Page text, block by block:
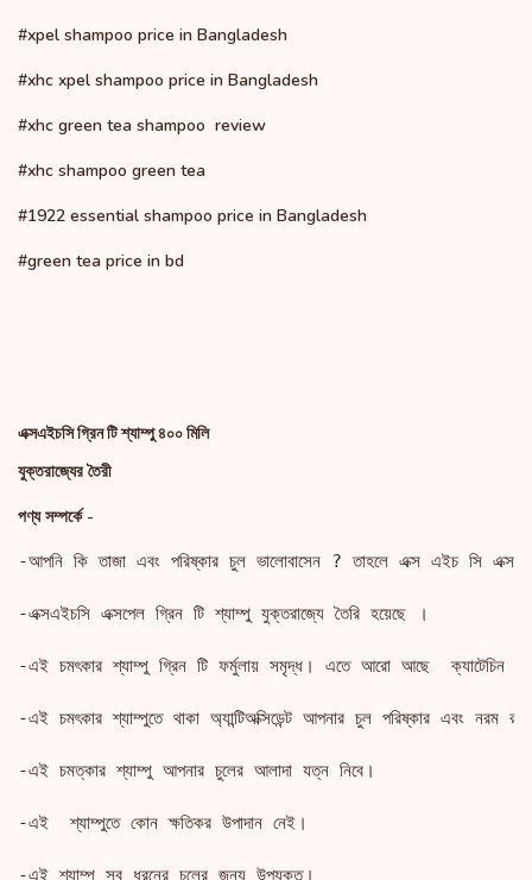
#xpel shampoo price in Bangladesh
#xhc xpel shampoo price in Bangladesh
#xhc green tea shampoo review
#xhc shampoo green tea
#1922 essential shampoo price in Bangladesh
#green tea price in bd
এক্সএইচসি গ্রিন টি শ্যাম্পু ৪০০ মিলি
যুক্তরাজ্যের তৈরী
পণ্য সম্পর্কে -
-আপনি কি তাজা এবং পরিষ্কার চুল ভালোবাসেন ? তাহলে এক্স এইচ সি
-এক্সএইচসি এক্সপেল গ্রিন টি শ্যাম্পু যুক্তরাজ্যে তৈরি হয়েছে ।
-এই চমৎকার শ্যাম্পু গ্রিন টি ফর্মুলায় সমৃদ্ধ। এতে আরো আছে  ক্যাটেচিন
-এই চমৎকার শ্যাম্পুতে থাকা অ্যান্টিঅক্সিডেন্ট আপনার চুল পরিষ্কার এবং নরম
-এই চমত্কার শ্যাম্পু আপনার চুলের আলাদা যত্ন নিবে।
-এই  শ্যাম্পুতে কোন ক্ষতিকর উপাদান নেই।
-এই শ্যাম্পু সব ধরনের চুলের জন্য উপযুক্ত।